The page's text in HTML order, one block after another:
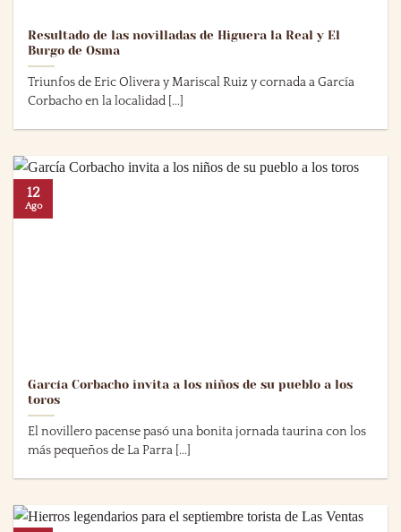
Resultado de las novilladas de Higuera la Real y El
Burgo de Osma
Triunfos de Eric Olivera y Mariscal Ruiz y cornada a García
Corbacho en la localidad [...]
García Corbacho invita a los niños de su pueblo a los
toros
El novillero pacense pasó una bonita jornada taurina con los
más pequeños de La Parra [...]
12
Ago